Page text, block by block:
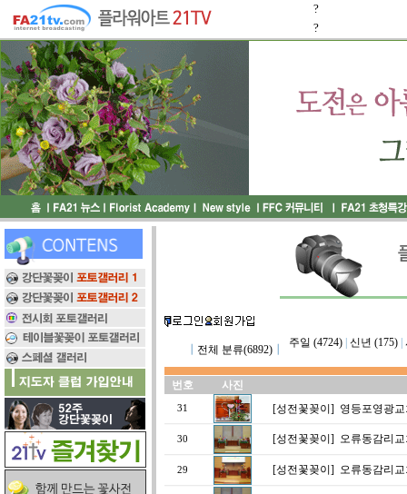
?
?
전체 분류(6892)┃
주일 (4724)| 신년 (175)|
번호 사진
31 [성전꽃꽂이] 영등포영광
30 [성전꽃꽂이] 오류동감리
29 [성전꽃꽂이] 오류동감리